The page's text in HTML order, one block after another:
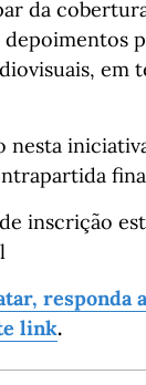
da
em
nesta
inscrição
responda
link.